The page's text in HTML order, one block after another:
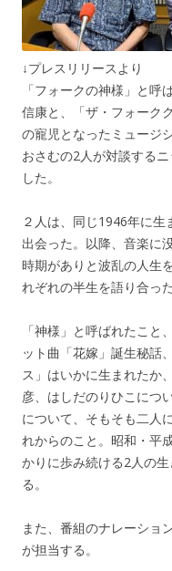
↓プレスリリースより
「フォークの神様」と
信康と、「ザ・フォーク
の寵児となったミュージ
おさむの2人が対談する
した。
２人は、同じ1946年に
出会った。以降、音楽に
時期がありと波乱の人生
れぞれの半生を語り合った
「神様」と呼ばれたこと
ット曲「花嫁」誕生秘話
ス」はいかに生まれたか
彦、はしだのりひこにつ
について、そもそも二人
れからのこと。昭和・平
かりに歩み続ける2人の
る。
また、番組のナレーショ
が担当する。